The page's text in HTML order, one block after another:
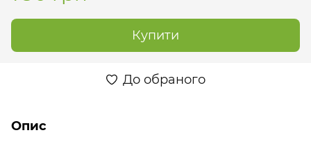
Купити
До обраного
Опис